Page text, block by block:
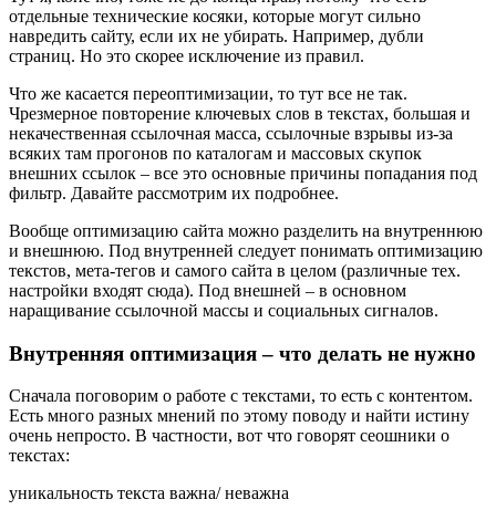
отдельные технические косяки, которые могут сильно
навредить сайту, если их не убирать. Например, дубли
страниц. Но это скорее исключение из правил.
Что же касается переоптимизации, то тут все не так.
Чрезмерное повторение ключевых слов в текстах, большая и
некачественная ссылочная масса, ссылочные взрывы из-за
всяких там прогонов по каталогам и массовых скупок
внешних ссылок – все это основные причины попадания под
фильтр. Давайте рассмотрим их подробнее.
Вообще оптимизацию сайта можно разделить на внутреннюю
и внешнюю. Под внутренней следует понимать оптимизацию
текстов, мета-тегов и самого сайта в целом (различные тех.
настройки входят сюда). Под внешней – в основном
наращивание ссылочной массы и социальных сигналов.
Внутренняя оптимизация – что делать не нужно
Сначала поговорим о работе с текстами, то есть с контентом.
Есть много разных мнений по этому поводу и найти истину
очень непросто. В частности, вот что говорят сеошники о
текстах:
уникальность текста важна/ неважна